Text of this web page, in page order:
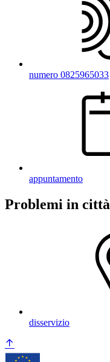
numero 0825965033
appuntamento
Problemi in città
disservizio